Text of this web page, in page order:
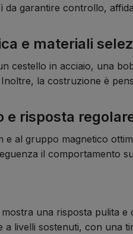
da garantire controllo,
e materiali
cestello in acciaio, una
la costruzione è
e risposta
e al gruppo magnetico
il comportamento
mostra una risposta pulita
livelli sostenuti, con una